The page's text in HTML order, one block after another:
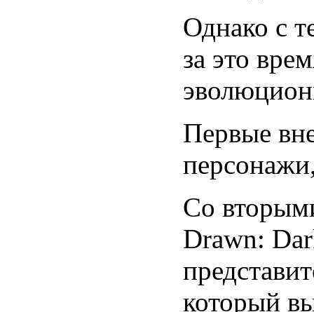
Однако с
за это
Первые
Со
Drawn:
который